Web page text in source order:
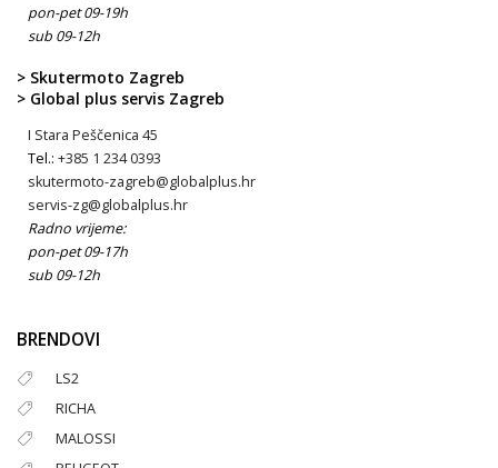
pon-pet 09-19h
sub 09-12h
> Skutermoto Zagreb
> Global plus servis Zagreb
I Stara Peščenica 45
Tel.: +385 1 234 0393
skutermoto-zagreb@globalplus.hr
servis-zg@globalplus.hr
Radno vrijeme:
pon-pet 09-17h
sub 09-12h
BRENDOVI
LS2
RICHA
MALOSSI